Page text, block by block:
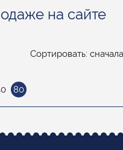
на сайте
Сортировать:
80